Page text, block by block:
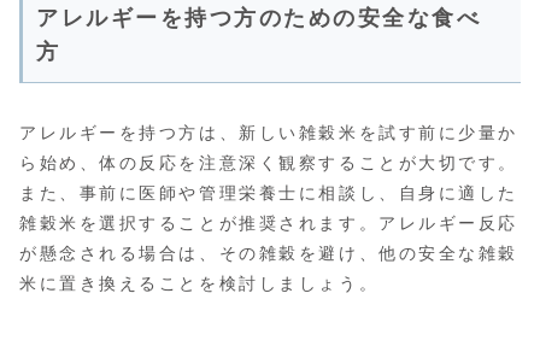
アレルギーを持つ方のための安全な食べ
方
アレルギーを持つ方は、新しい雑穀米を試す前に少量か
ら始め、体の反応を注意深く観察することが大切です。
また、事前に医師や管理栄養士に相談し、自身に適した
雑穀米を選択することが推奨されます。アレルギー反応
が懸念される場合は、その雑穀を避け、他の安全な雑穀
米に置き換えることを検討しましょう。